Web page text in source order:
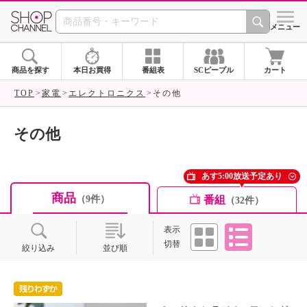
SHOP CHANNEL ショッ
メニュー
商品を探す 本日お買得 番組表 SCピープル カート
TOP 家電 エレクトロニクス その他
その他
商品（9件） 番組 （32件）
あす5:00放送予定あり
絞り込み 並び順
表示
切替
タイル